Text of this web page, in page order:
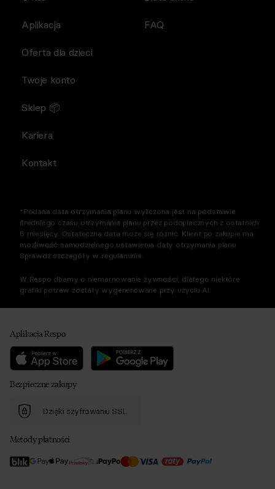
Aplikacja FAQ
Oferta dla dzieci
Twoje konto
Sklep 📦
Kariera
Kontakt
*Podana data otrzymania planu wyliczona jest na podstawie
średniego czasu otrzymania planu przez podopiecznych z ostatnich
6 miesięcy. Ostateczna data może się różnić. Klient po zakupie ma
możliwość samodzielnego ustawienia daty otrzymania planu.
Sprawdź szczegóły w regulaminie.
W Respo dbamy o niemarnowanie żywności, dlatego niektóre
grafiki potraw zostały wygenerowane przy użyciu AI.
Aplikacja Respo
Bezpieczne zakupy
Dzięki szyfrowaniu SSL
Metody płatności